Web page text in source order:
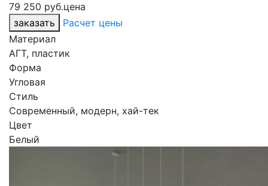
79 250 руб.цена
заказать
Расчет цены
Материал
АГТ, пластик
Форма
Угловая
Стиль
Современный, модерн, хай-тек
Цвет
Белый